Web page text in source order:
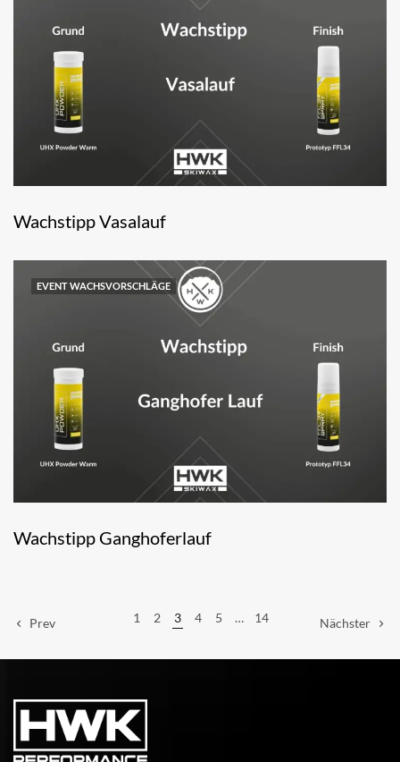
Wachstipp Vasalauf
EVENT WACHSVORSCHLÄGE
Wachstipp Ganghoferlauf
Prev 1 2 3 4 5 … 14 Nächster